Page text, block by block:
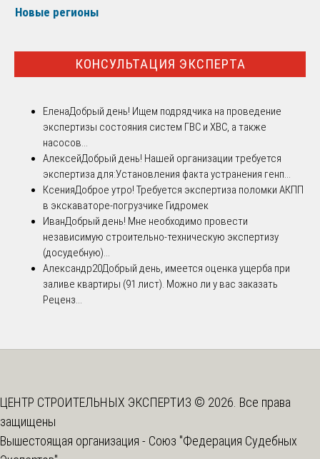
Новые регионы
КОНСУЛЬТАЦИЯ ЭКСПЕРТА
ЕленаДобрый день! Ищем подрядчика на проведение
экспертизы состояния систем ГВС и ХВС, а также
насосов...
АлексейДобрый день! Нашей организации требуется
экспертиза для:Установления факта устранения генп...
КсенияДоброе утро! Требуется экспертиза поломки АКПП
в экскаваторе-погрузчике Гидромек
ИванДобрый день! Мне необходимо провести
независимую строительно-техническую экспертизу
(досудебную)...
Александр20Добрый день, имеется оценка ущерба при
заливе квартиры (91 лист). Можно ли у вас заказать
Реценз...
ЦЕНТР СТРОИТЕЛЬНЫХ ЭКСПЕРТИЗ © 2026. Все права
защищены
Вышестоящая организация - Союз "Федерация Судебных